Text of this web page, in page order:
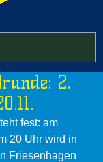
2.
fest: am
20 Uhr wird in
Friesenhagen